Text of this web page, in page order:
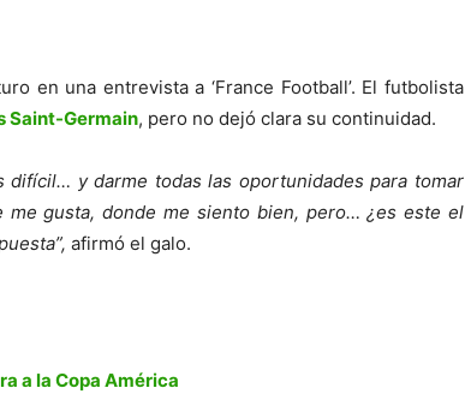
en una entrevista a ‘France Football’. El futbolista
Saint-Germain, pero no dejó clara su continuidad.
difícil… y darme todas las oportunidades para tomar
me gusta, donde me siento bien, pero… ¿es este el
afirmó el galo.
a la Copa América